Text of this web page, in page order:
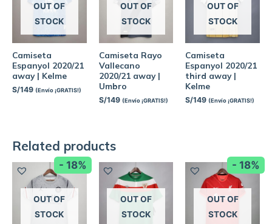
OUT OF
STOCK
Camiseta
Espanyol 2020/21
away | Kelme
S/149 (Envío ¡GRATIS!)
OUT OF
STOCK
Camiseta Rayo
Vallecano
2020/21 away |
Umbro
S/149 (Envío ¡GRATIS!)
OUT OF
STOCK
Camiseta
Espanyol 2020/21
third away |
Kelme
S/149 (Envío ¡GRATIS!)
Related products
- 18%
OUT OF
STOCK
OUT OF
STOCK
- 18%
OUT OF
STOCK